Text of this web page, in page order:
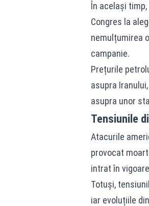
În același
Congres la
nemulțumirea
campanie.
Prețurile
asupra
asupra unor
Tensiunile
Atacurile
provocat
intrat în
Totuși,
iar evoluțiile